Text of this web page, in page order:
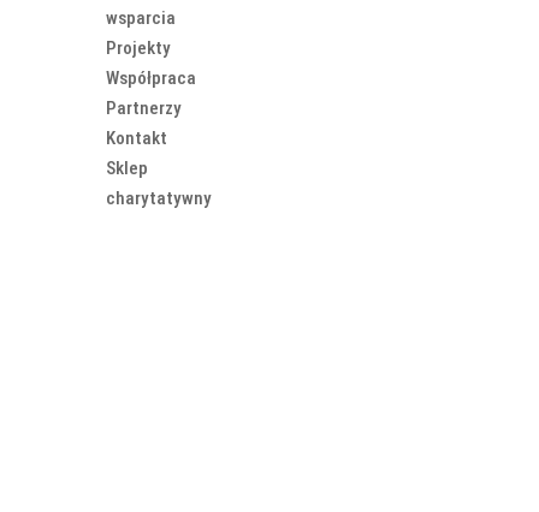
wsparcia
Projekty
Współpraca
Partnerzy
Kontakt
Sklep
charytatywny